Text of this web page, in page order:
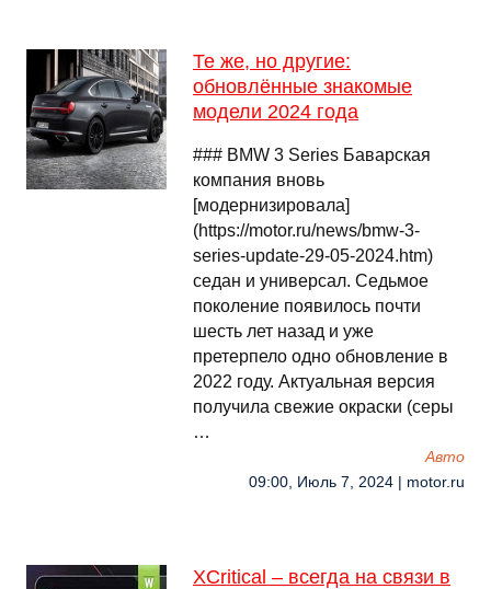
Те же, но другие:
обновлённые знакомые
модели 2024 года
### BMW 3 Series Баварская
компания вновь
[модернизировала]
(https://motor.ru/news/bmw-3-
series-update-29-05-2024.htm)
седан и универсал. Седьмое
поколение появилось почти
шесть лет назад и уже
претерпело одно обновление в
2022 году. Актуальная версия
получила свежие окраски (серы
…
Авто
09:00, Июль 7, 2024 | motor.ru
XCritical – всегда на связи в